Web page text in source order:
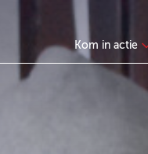
Kom in actie